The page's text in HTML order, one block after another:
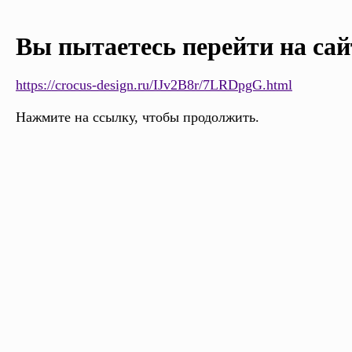
Вы пытаетесь перейти на
https://crocus-design.ru/IJv2B8r/7LRDpgG.html
Нажмите на ссылку, чтобы продолжить.